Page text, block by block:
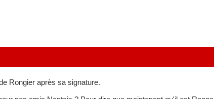
Rongier après sa signature.